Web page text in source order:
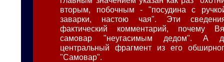
вторым, побочным - "посудина с
заварки, настою чая". Эти
фактический комментарий, почему
самовар "неугасимым дедом". А
центральный фрагмент из его
"Самовар".